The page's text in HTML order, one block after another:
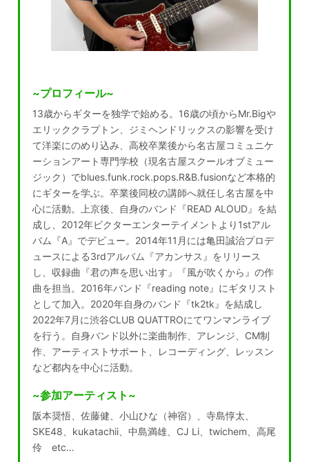
~プロフィール~
13歳からギターを独学で始める。16歳の頃からMr.Bigや
エリッククラプトン、ジミヘンドリックスの影響を受け
て洋楽にのめり込み、高校卒業後から名古屋コミュニケ
ーションアート専門学校（現名古屋スクールオブミュー
ジック）でblues.funk.rock.pops.R&B.fusionなど本格的
にギターを学ぶ。卒業後同校の講師へ就任し名古屋を中
心に活動。上京後、自身のバンド『READ ALOUD』を結
成し、2012年ビクターエンターテイメントより1stアル
バム『A』でデビュー。2014年11月には亀田誠治プロデ
ュースによる3rdアルバム『アカンサス』をリリース
し、収録曲『君の声を思い出す』『風が吹くから』の作
曲を担当。2016年バンド『reading note』にギタリスト
として加入。2020年自身のバンド『tk2tk』を結成し
2022年7月に渋谷CLUB QUATTROにてワンマンライブ
を行う。自身バンド以外に楽曲制作、アレンジ、CM制
作、アーティストサポート、レコーディング、レッスン
など都内を中心に活動。
~参加アーティスト~
阪本奨悟、佐藤健、小山ひな（神宿）、寺島惇太、
SKE48、kukatachii、中島満雄、CJ Li、twichem、高尾
伶 etc…